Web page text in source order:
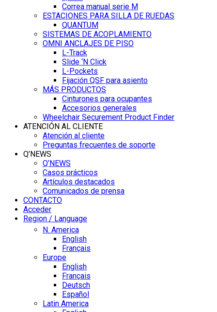
Correa manual serie M
ESTACIONES PARA SILLA DE RUEDAS
QUANTUM
SISTEMAS DE ACOPLAMIENTO
OMNI ANCLAJES DE PISO
L-Track
Slide ‘N Click
L-Pockets
Fijación QSF para asiento
MÁS PRODUCTOS
Cinturones para ocupantes
Accesorios generales
Wheelchair Securement Product Finder
ATENCIÓN AL CLIENTE
Atención al cliente
Preguntas frecuentes de soporte
Q’NEWS
Q’NEWS
Casos prácticos
Artículos destacados
Comunicados de prensa
CONTACTO
Acceder
Region / Language
N. America
English
Français
Europe
English
Français
Deutsch
Español
Latin America